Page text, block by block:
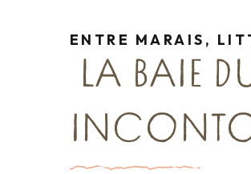
ENTRE MARAIS,
LA BAIE